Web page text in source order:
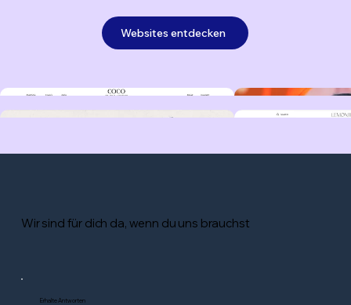
Websites entdecken
Wir sind für dich da, wenn du uns brauchst
Erhalte Antworten